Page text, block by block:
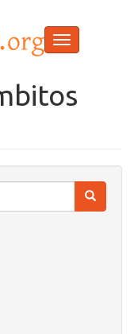
Toggle
navigation
Buscar